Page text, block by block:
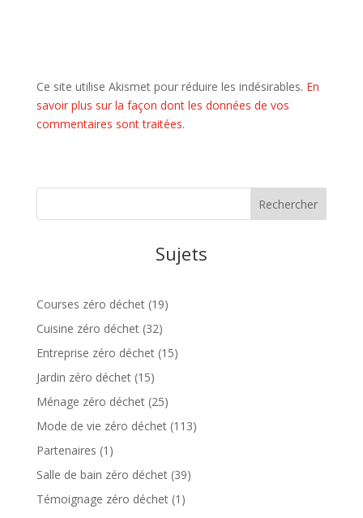
Ce site utilise Akismet pour réduire les indésirables. En
savoir plus sur la façon dont les données de vos
commentaires sont traitées.
Sujets
Courses zéro déchet(19)
Cuisine zéro déchet(32)
Entreprise zéro déchet(15)
Jardin zéro déchet(15)
Ménage zéro déchet(25)
Mode de vie zéro déchet(113)
Partenaires (1)
Salle de bain zéro déchet(39)
Témoignage zéro déchet(1)